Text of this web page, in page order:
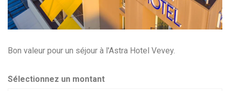
Bon valeur pour un séjour à l'Astra Hotel Vevey.
Sélectionnez un montant